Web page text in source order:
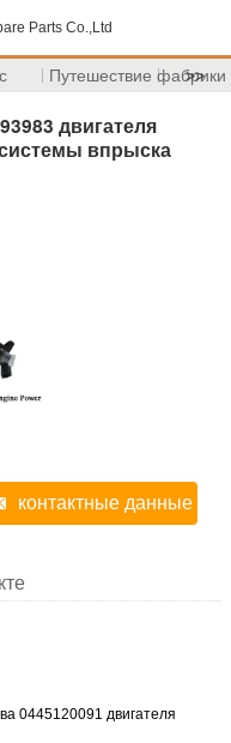
Parts Co.,Ltd
Путешествие фабрики
>>
двигателя
впрыска
контактные данные
0445120091 двигателя